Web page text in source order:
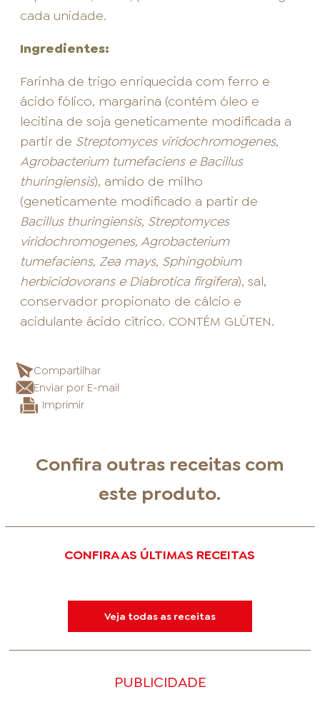
cada unidade.
Ingredientes:
Farinha de trigo enriquecida com ferro e
ácido fólico, margarina (contém óleo e
lecitina de soja geneticamente modificada a
partir de Streptomyces viridochromogenes,
Agrobacterium tumefaciens e Bacillus
thuringiensis), amido de milho
(geneticamente modificado a partir de
Bacillus thuringiensis, Streptomyces
viridochromogenes, Agrobacterium
tumefaciens, Zea mays, Sphingobium
herbicidovorans e Diabrotica firgifera), sal,
conservador propionato de cálcio e
acidulante ácido cítrico. CONTÉM GLÚTEN.
Compartilhar
Enviar por E-mail
Imprimir
Confira outras receitas com
este produto.
CONFIRA AS ÚLTIMAS RECEITAS
Veja todas as receitas
PUBLICIDADE